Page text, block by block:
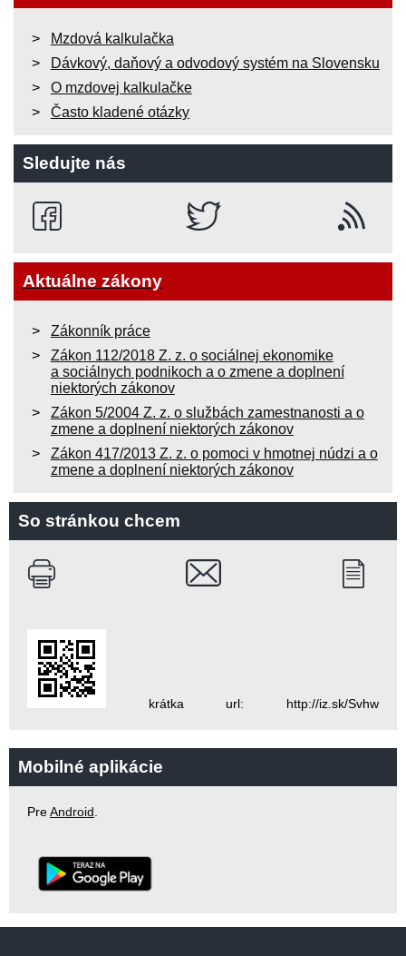
Mzdová kalkulačka
Dávkový, daňový a odvodový systém na Slovensku
O mzdovej kalkulačke
Často kladené otázky
Sledujte nás
Aktuálne zákony
Zákonník práce
Zákon 112/2018 Z. z. o sociálnej ekonomike
a sociálnych podnikoch a o zmene a doplnení
niektorých zákonov
Zákon 5/2004 Z. z. o službách zamestnanosti a o
zmene a doplnení niektorých zákonov
Zákon 417/2013 Z. z. o pomoci v hmotnej núdzi a o
zmene a doplnení niektorých zákonov
So stránkou chcem
krátka url: http://iz.sk/Svhw
Mobilné aplikácie
PreAndroid.